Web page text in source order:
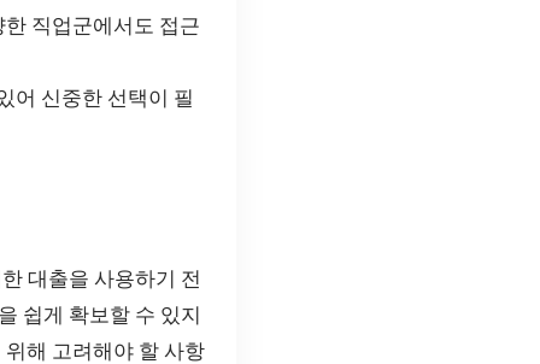
직업군에서도 접근
어 신중한 선택이 필
대출을 사용하기 전
쉽게 확보할 수 있지
해 고려해야 할 사항